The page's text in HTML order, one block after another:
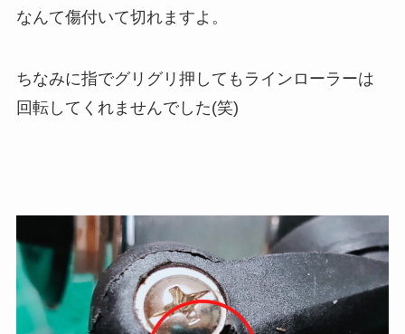
なんて傷付いて切れますよ。
ちなみに指でグリグリ押してもラインローラーは
回転してくれませんでした(笑)